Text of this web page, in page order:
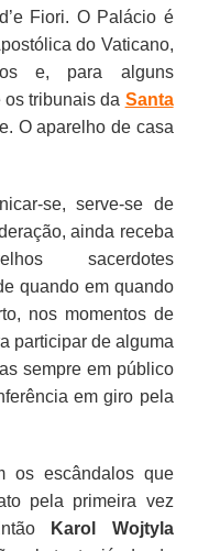
Fiori. O Palácio é
do Vaticano,
e, para alguns
tribunais da Santa
O aparelho de casa
se, serve-se de
ainda receba
sacerdotes
quando em quando
nos momentos de
participar de alguma
sempre em público
em giro pela
os escândalos que
pela primeira vez
Karol Wojtyla